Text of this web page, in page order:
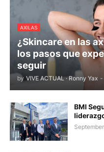
AXILAS
¿Skincare en las
los pasos que
seguir
by VIVE ACTUAL · Ronny Yax -
BMI